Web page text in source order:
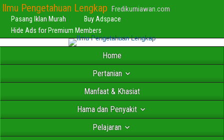
Ilmu Pengetahuan Lengkap Fredikurniawan.com
Pasang Iklan Murah
Buy Adspace
Hide Ads for Premium Members
Home
Pertanian
Manfaat & Khasiat
Hama dan Penyakit
Pelajaran